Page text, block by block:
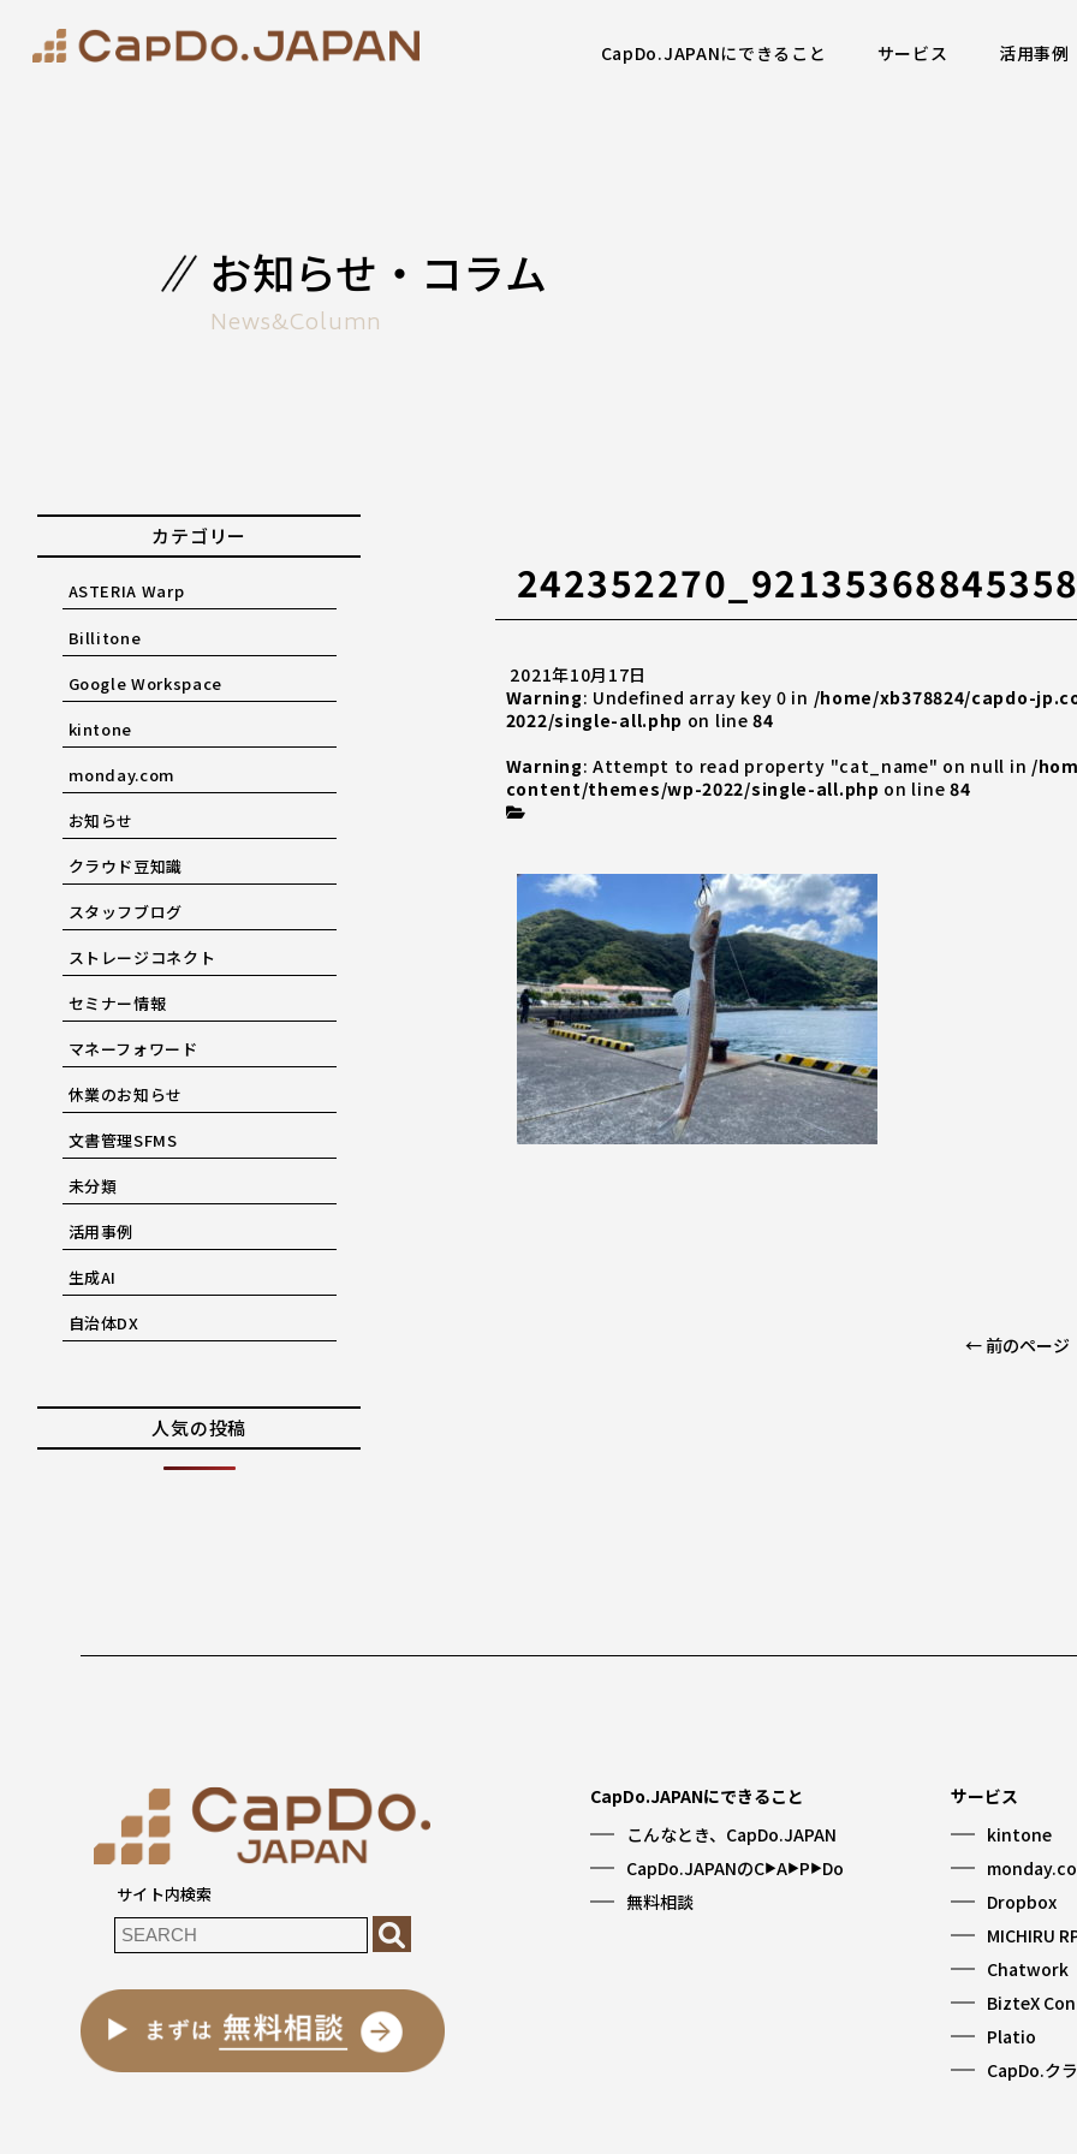
CapDo.JAPANにできること サービス 活用事例
お知らせ・コラム
News&Column
2021年10月17日
Warning: Undefined array key 0 in /home/xb378824/capdo-
2022/single-all.php on line84
Warning: Attempt to read property "cat_name" on null in /
content/themes/wp-2022/single-all.php on line 84
← 前のページ
カテゴリー
ASTERIA Warp
Billitone
Google Workspace
kintone
monday.com
お知らせ
クラウド豆知識
スタッフブログ
ストレージコネクト
セミナー情報
マネーフォワード
休業のお知らせ
文書管理SFMS
未分類
活用事例
生成AI
自治体DX
人気の投稿
サイト内検索
CapDo.JAPANにできること
こんなとき、CapDo.JAPAN
CapDo.JAPANのC▶︎A▶︎P▶︎Do
無料相談
サービス
kintone
Dropbox
MICHIRU
Chatwork
BizteX
Platio
CapDo.ク